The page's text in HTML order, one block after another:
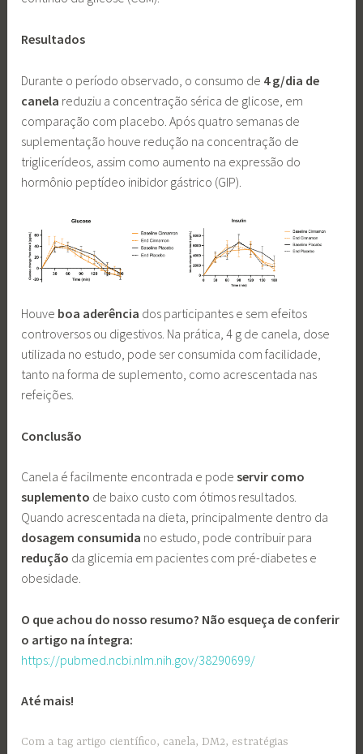
Resultados
Durante o período observado, o consumo de 4 g/dia de
canela reduziu a concentração sérica de glicose, em
comparação com placebo. Após quatro semanas de
suplementação houve redução na concentração de
triglicerídeos, assim como aumento na expressão do
hormônio peptídeo inibidor gástrico (GIP).
Houve boa aderência dos participantes e sem efeitos
controversos ou digestivos. Na prática, 4 g de canela, dose
utilizada no estudo, pode ser consumida com facilidade,
tanto na forma de suplemento, como acrescentada nas
refeições.
Conclusão
Canela é facilmente encontrada e podeservir como
suplemento de baixo custo com ótimos resultados.
Quando acrescentada na dieta, principalmente dentro da
dosagem consumida no estudo, pode contribuir para
redução da glicemia em pacientes com pré-diabetes e
obesidade.
O que achou do nosso resumo? Não esqueça de conferir
o artigo na íntegra:
https://pubmed.ncbi.nlm.nih.gov/38290699/
Até mais!
Com a tag artigo científico, canela,DM2, estratégias